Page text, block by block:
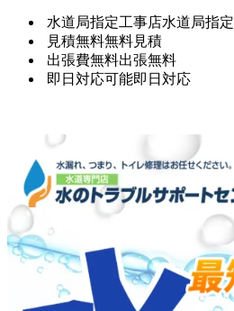
水道局指定工事店水道局指定
見積無料無料見積
出張費無料出張無料
即日対応可能即日対応